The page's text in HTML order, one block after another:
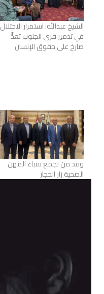
الشيخ عبدالله: استمرار الاحتلال
في تدمير قرى الجنوب تعدٍّ
صارخ على حقوق الإنسان
وفد من تجمع نقباء المهن
الصحية زار الحجار